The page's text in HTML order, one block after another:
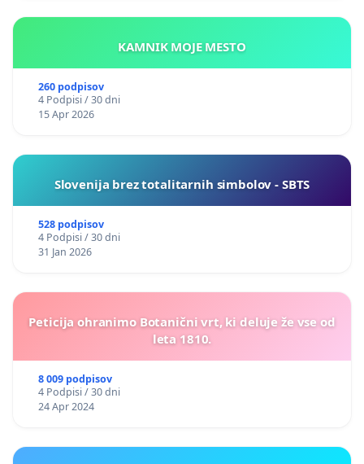
KAMNIK MOJE MESTO
260 podpisov
4 Podpisi / 30 dni
15 Apr 2026
Slovenija brez totalitarnih simbolov - SBTS
528 podpisov
4 Podpisi / 30 dni
31 Jan 2026
Peticija ohranimo Botanični vrt, ki deluje že vse od
leta 1810.
8 009 podpisov
4 Podpisi / 30 dni
24 Apr 2024